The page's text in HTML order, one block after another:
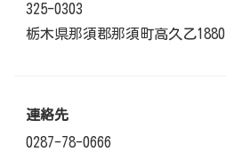
325-0303
栃木県那須郡那須町高久乙1880
連絡先
0287-78-0666